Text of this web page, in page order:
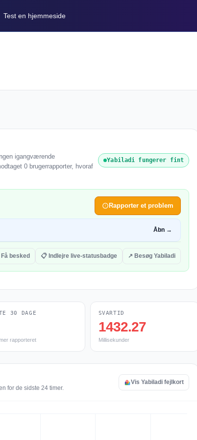
Test en hjemmeside
igangværende
0 brugerrapporter, hvoraf
Yabiladi fungerer fint
Rapporter et problem
Åbn →
Få besked 📋 Indlejre live-statusbadge ↗ Besøg Yabiladi
30 DAGE
rapporteret
SVARTID
1432.27
Millisekunder
for de sidste 24 timer.
Vis Yabiladi fejlkort